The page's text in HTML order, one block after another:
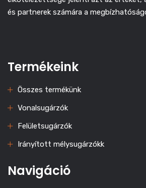
és partnerek számára a
Termékeink
Összes termékünk
Vonalsugárzók
Felületsugárzók
Irányított mélysugárzókk
Navigáció